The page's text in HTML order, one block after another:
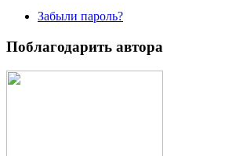
Забыли пароль?
Поблагодарить автора